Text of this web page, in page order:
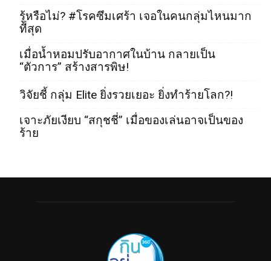
รู้หรือไม่? #โรคซึมเศร้า เจอในคนกลุ่มไหนมาก
ที่สุด
เมื่อน้ำหอมปรับอากาศในบ้าน กลายเป็น
“ตัวการ” สร้างสารพิษ!
วิจัยชี้ กลุ่ม Elite ยิ่งรวยเยอะ ยิ่งทำร้ายโลก?!
เจาะภัยเงียบ “สกุชชี่” เมื่อของเล่นอาจเป็นของ
ร้าย